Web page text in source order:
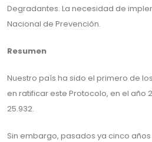
Degradantes. La necesidad de
Nacional de Prevención.
Resumen
Nuestro país ha sido el primero de
en ratificar este Protocolo, en el año
25.932.
Sin embargo, pasados ya cinco